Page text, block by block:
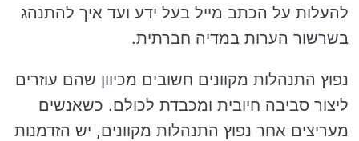
להעלות על הכתב מייל בעל ידע ועד איך להתנהג
בשרשור הערות במדיה חברתית.
נפוץ התנהלות מקוונים חשובים מכיוון שהם עוזרים
ליצור סביבה חיובית ומכבדת לכולם. כשאנשים
מעריצים אחר נפוץ התנהלות מקוונים, יש הזדמנות